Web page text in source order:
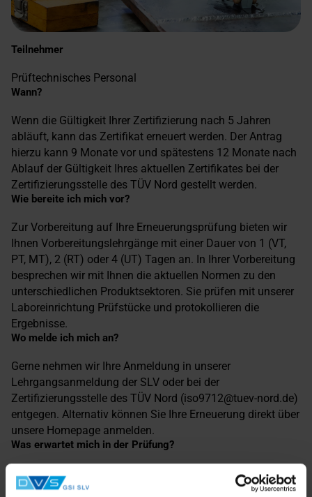
Teilnehmer
Prüftechnisches Personal
Wann?
Wenn die Gültigkeit Ihrer Zertifizierung nach 5 Jahren
abläuft, kann das Zertifikat erneuert werden. Der Antrag
hierzu kann 9 Monate vor und spätestens 12 Monate nach
Ablauf der Gültigkeit Ihres aktuellen Zertifikates bei der
Zertifizierungsstelle des TÜV Nord gestellt werden.
Wie bereite ich mich vor?
Zur Vorbereitung auf Ihre Erneuerungsprüfung bieten wir
Ihnen Vorbereitungslehrgänge mit einer Dauer von 1 (VT,
PT, MT), 2 (RT) oder 4 (UT) Tagen an. In Ihrer Vorbereitung
besprechen wir mit Ihnen die aktuellen Normen zu den
unterschiedlichen Produktsektoren. Sie prüfen mit unserer
Laboreinrichtung Prüfstücke und protokollieren die
Ergebnisse.
Wo melde ich mich an?
Gerne nehmen wir Ihre Anmeldung in unserer
Lehrgangsanmeldung der SLV oder bei der
Zertifizierungsstelle des TÜV Nord (iso9712@tuev-nord.de)
entgegen. Alternativ können Sie Ihre Erneuerung direkt über
unsere Homepage anmelden.
Was erwartet mich in der Prüfung?
Unabhängig von Ihrer Qualifizierungsstufe prüfen Sie ein
Prüfstück (Schweißnaht) und protokollieren Ihre